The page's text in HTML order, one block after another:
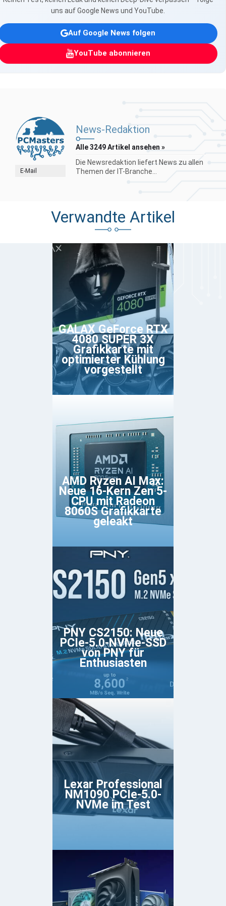
uns auf Google News und YouTube.
Auf Google News folgen
YouTube abonnieren
E-Mail
News-Redaktion
Alle 3249 Artikel ansehen »
Die Newsredaktion liefert News zu allen
Themen der IT-Branche...
Verwandte Artikel
GALAX GeForce RTX
4080 SUPER 3X
Grafikkarte mit
optimierter Kühlung
vorgestellt
AMD Ryzen AI Max:
Neue 16-Kern Zen 5-
CPU mit Radeon
8060S Grafikkarte
geleakt
PNY CS2150: Neue
PCIe-5.0-NVMe-SSD
von PNY für
Enthusiasten
Lexar Professional
NM1090 PCIe-5.0-
NVMe im Test